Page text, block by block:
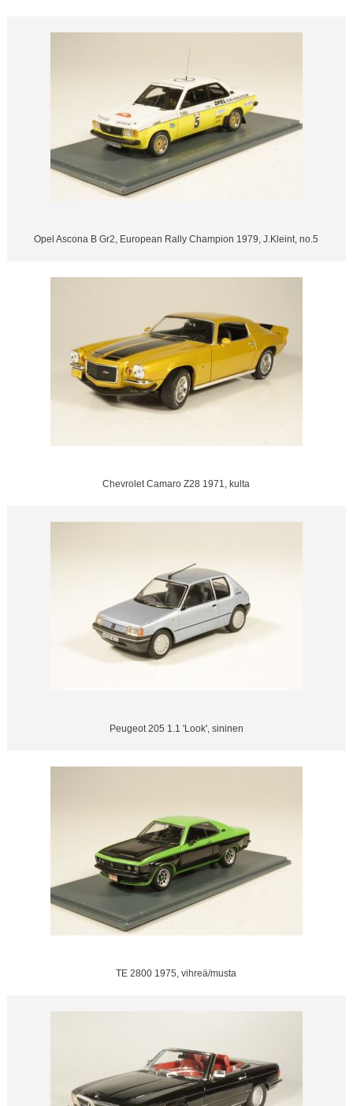
Opel Ascona B Gr2, European Rally Champion 1979, J.Kleint, no.5
Chevrolet Camaro Z28 1971, kulta
Peugeot 205 1.1 'Look', sininen
TE 2800 1975, vihreä/musta